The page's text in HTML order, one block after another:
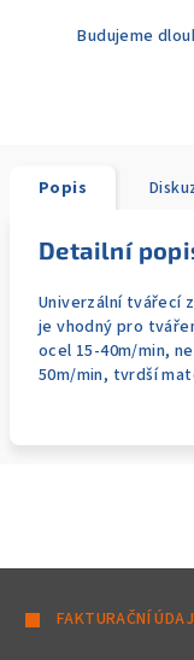
Budujeme
Popis
Detailní
Univerzální tvářecí
je vhodný pro
ocel 15-40m/min,
50m/min, tvrdší
FAKTURAČNÍ